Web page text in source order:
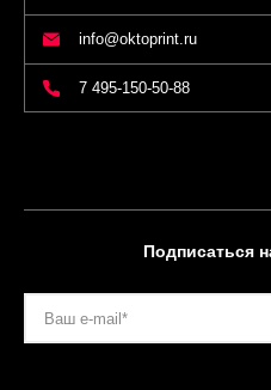
info@oktoprint.ru
7 495-150-50-88
Подписаться